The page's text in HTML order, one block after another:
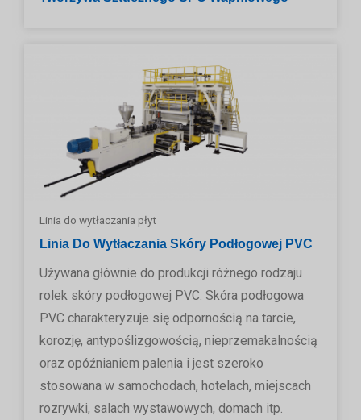
Linia do wytłaczania płyt
Linia Do Wytłaczania Skóry Podłogowej PVC
Używana głównie do produkcji różnego rodzaju
rolek skóry podłogowej PVC. Skóra podłogowa
PVC charakteryzuje się odpornością na tarcie,
korozję, antypoślizgowością, nieprzemakalnością
oraz opóźnianiem palenia i jest szeroko
stosowana w samochodach, hotelach, miejscach
rozrywki, salach wystawowych, domach itp.